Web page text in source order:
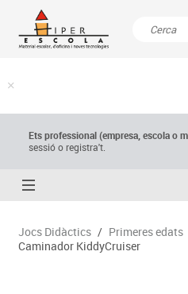
Ets professional (empresa,escola o
sessió o registra't.
Jocs Didàctics / Primeres edats
Caminador KiddyCruiser